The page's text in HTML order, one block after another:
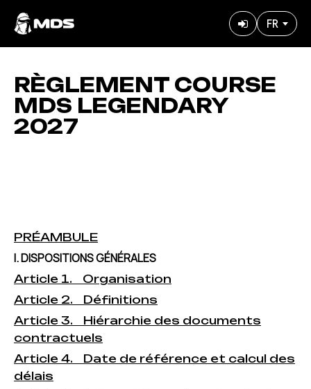
User
FR
RÈGLEMENT COURSE
MDS LEGENDARY
2027
PRÉAMBULE
I. DISPOSITIONS GÉNÉRALES
Article 1. Organisation
Article 2. Définitions
Article 3. Hiérarchie des documents
contractuels
Article 4. Date de référence et calcul des
délais